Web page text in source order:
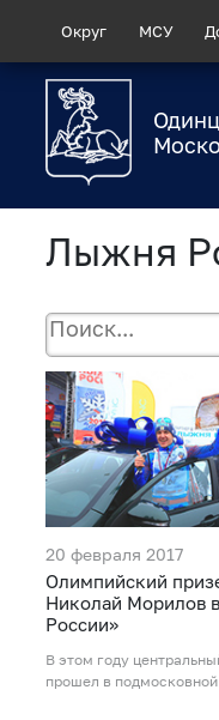
Округ МСУ
Лыжня
20 февраля 2017
Олимпийский
Николай Морилов
России»
В этом году
прошел в